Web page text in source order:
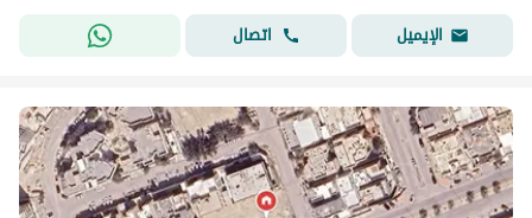
الإيميل
اتصال